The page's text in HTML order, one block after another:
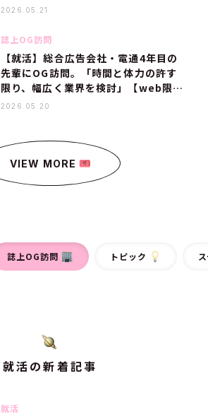
2026.05.21
誌上OG訪問
【就活】総合広告会社・電通4年目の
先輩にOG訪問。「時間と体力の許す
限り、幅広く業界を検討」【web限
定】
2026.05.20
VIEW MORE
誌上OG訪問 トピック
就活の新着記事
就活